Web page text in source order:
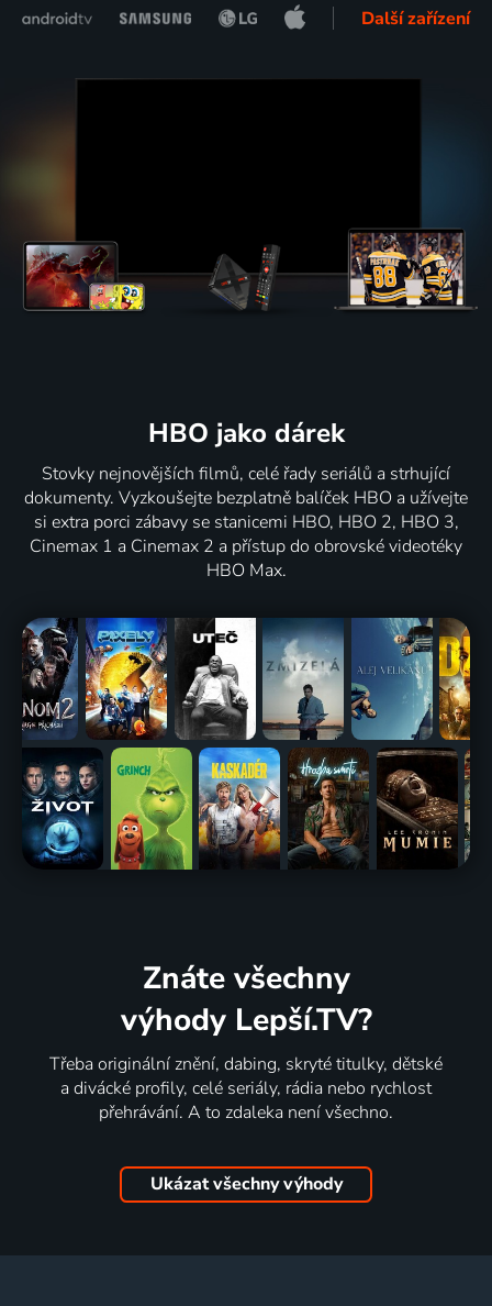
Další zařízení
HBO jako dárek
Stovky nejnovějších filmů, celé řady seriálů a strhující
dokumenty. Vyzkoušejte bezplatně balíček HBO a užívejte
si extra porci zábavy se stanicemi HBO, HBO 2, HBO 3,
Cinemax 1 a Cinemax 2 a přístup do obrovské videotéky
HBO Max.
Znáte všechny
výhody Lepší.TV?
Třeba originální znění, dabing, skryté titulky, dětské
a divácké profily, celé seriály, rádia nebo rychlost
přehrávání. A to zdaleka není všechno.
Ukázat všechny výhody